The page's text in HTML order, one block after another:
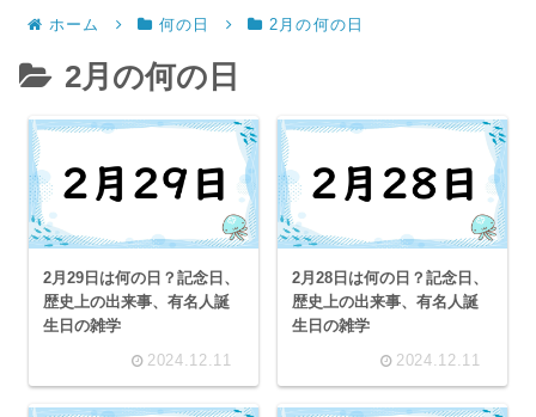
ホーム 何の日 2月の何の日
2月の何の日
2月29日は何の日？記念日、
歴史上の出来事、有名人誕
生日の雑学
2024.12.11
2月28日は何の日？記念日、
歴史上の出来事、有名人誕
生日の雑学
2024.12.11